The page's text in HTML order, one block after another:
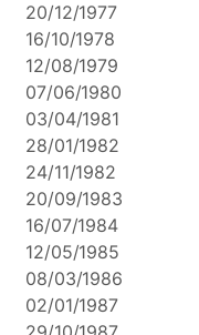
20/12/1977
16/10/1978
12/08/1979
07/06/1980
03/04/1981
28/01/1982
24/11/1982
20/09/1983
16/07/1984
12/05/1985
08/03/1986
02/01/1987